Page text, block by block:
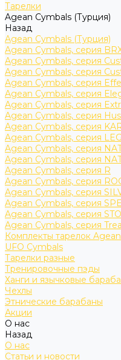
Тарелки
Agean Cymbals (Турция)
Назад
Agean Cymbals (Турция)
Agean Cymbals, серия
Agean Cymbals, серия
Agean Cymbals, серия
Agean Cymbals, серия
Agean Cymbals, серия
Agean Cymbals, серия
Agean Cymbals, серия
Agean Cymbals, серия
Agean Cymbals, серия
Agean Cymbals, серия
Agean Cymbals, серия
Agean Cymbals, серия R
Agean Cymbals, серия
Agean Cymbals, серия
Agean Cymbals, серия
Agean Cymbals, серия
Agean Cymbals, серия
Комплекты тарелок
UFO Cymbals
Тарелки разные
Тренировочные пэды
Ханги и язычковые
Чехлы
Этнические барабаны
Акции
О нас
Назад
О нас
Статьи и новости